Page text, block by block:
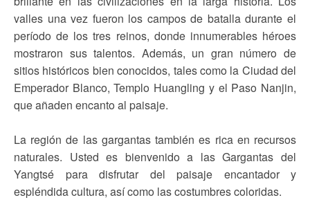
valles una vez fueron los campos de batalla durante el
período de los tres reinos, donde innumerables héroes
mostraron sus talentos. Además, un gran número de
sitios históricos bien conocidos, tales como la Ciudad del
Emperador Blanco, Templo Huangling y el Paso Nanjin,
que añaden encanto al paisaje.
La región de las gargantas también es rica en recursos
naturales. Usted es bienvenido a las Gargantas del
Yangtsé para disfrutar del paisaje encantador y
espléndida cultura, así como las costumbres coloridas.